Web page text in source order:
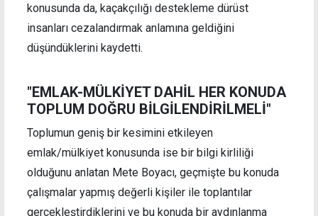
konusunda da, kaçakçılığı destekleme dürüst
insanları cezalandırmak anlamına geldiğini
düşündüklerini kaydetti.
"EMLAK-MÜLKİYET DAHİL HER KONUDA
TOPLUM DOĞRU BİLGİLENDİRİLMELİ"
Toplumun geniş bir kesimini etkileyen
emlak/mülkiyet konusunda ise bir bilgi kirliliği
olduğunu anlatan Mete Boyacı, geçmişte bu konuda
çalışmalar yapmış değerli kişiler ile toplantılar
gerçekleştirdiklerini ve bu konuda bir aydınlanma